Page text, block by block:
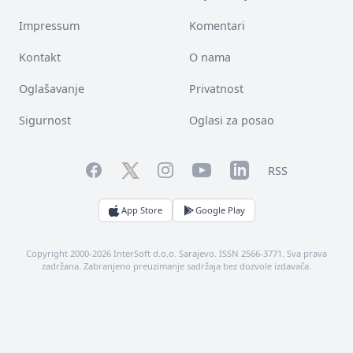
Impressum Komentari
Kontakt O nama
Oglašavanje Privatnost
Sigurnost Oglasi za posao
FacebookTwitterInstagramYouTubeLinkedInRSS
App Store Google Play
Copyright 2000-2026 InterSoft d.o.o. Sarajevo. ISSN 2566-3771. Sva prava
zadržana. Zabranjeno preuzimanje sadržaja bez dozvole izdavača.